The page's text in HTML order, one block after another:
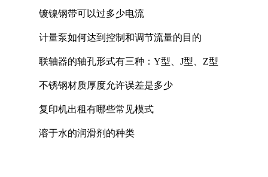
镀镍钢带可以过多少电流
计量泵如何达到控制和调节流量的目的
联轴器的轴孔形式有三种：Y型、J型、Z型
不锈钢材质厚度允许误差是多少
复印机出租有哪些常见模式
溶于水的润滑剂的种类